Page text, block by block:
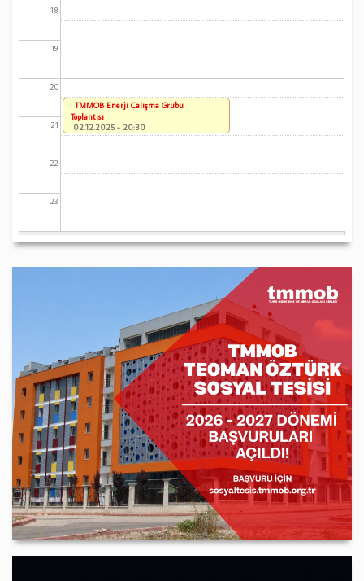
18
19
20
21
22
23
TMMOB Enerji Çalışma Grubu
Toplantısı
02.12.2025 - 20:30